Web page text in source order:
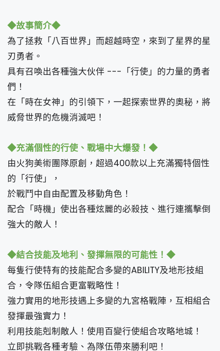
◆故事簡介◆
為了拯救「八百世界」而超越時空，來到了星界的星
刃勇者。
具有召喚出各種強大伙伴 ---「行使」的力量的勇者
們！
在「時在女神」的引領下，一起探索世界的奧秘，將
威脅世界的危機消滅吧！
◆充滿個性的行使、戰場中大爆發！◆
由火狗美術團隊原創，超過400款以上充滿獨特個性
的「行使」，
於戰鬥中自由配置及移動角色！
配合「時機」使出各種炫麗的必殺技、進行連攜擊倒
強大的敵人！
◆結合技能及地利、發揮無限的可能性！◆
每隻行使特有的技能配合多變的ABILITY及地形技組
合，令隊伍組合更富戰略性！
強力實用的地形技遇上多變的九宮格戰陣，互相組合
發揮最強實力！
利用技能剋制敵人！使用百變行使組合攻略地城！
立即挑戰各種考驗、為隊伍帶來勝利吧！